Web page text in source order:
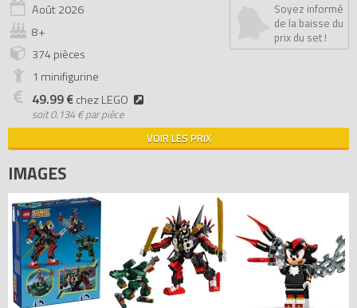
Août2026
8+
374 pièces
1 minifigurine
49.99 €chez LEGO
soit0.134 € par pièce
Soyez informé
de la baisse du
prix du set !
VOIR LES PRIX
IMAGES